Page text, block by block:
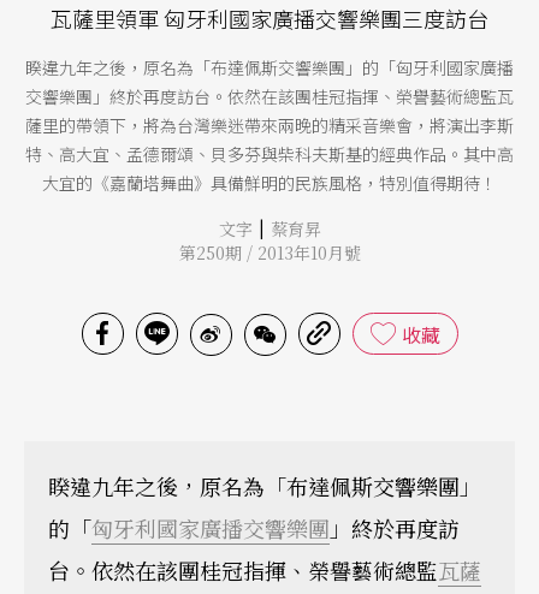
瓦薩里領軍 匈牙利國家廣播交響樂團三度訪台
睽違九年之後，原名為「布達佩斯交響樂團」的「匈牙利國家廣播
交響樂團」終於再度訪台。依然在該團桂冠指揮、榮譽藝術總監瓦
薩里的帶領下，將為台灣樂迷帶來兩晚的精采音樂會，將演出李斯
特、高大宜、孟德爾頌、貝多芬與柴科夫斯基的經典作品。其中高
大宜的《嘉蘭塔舞曲》具備鮮明的民族風格，特別值得期待！
文字 | 蔡育昇
第250期 / 2013年10月號
收藏
睽違九年之後，原名為「布達佩斯交響樂團」
的「匈牙利國家廣播交響樂團 」終於再度訪
台。依然在該團桂冠指揮、榮譽藝術總監瓦薩